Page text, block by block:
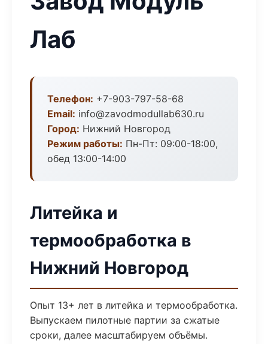
Лаб
Телефон: +7-903-797-58-68
Email: info@zavodmodullab630.ru
Город: Нижний Новгород
Режим работы: Пн-Пт: 09:00-18:00,
обед 13:00-14:00
Литейка и
термообработка в
Нижний Новгород
Опыт 13+ лет в литейка и термообработка.
Выпускаем пилотные партии за сжатые
сроки, далее масштабируем объёмы.